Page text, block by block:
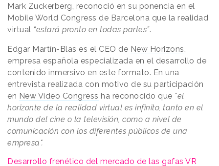
Mark Zuckerberg, reconoció en su ponencia en el
Mobile World Congress de Barcelona que la realidad
virtual “estará pronto en todas partes”.
Edgar Martín-Blas es el CEO de New Horizons,
empresa española especializada en el desarrollo de
contenido inmersivo en este formato. En una
entrevista realizada con motivo de su participación
en New Video Congress ha reconocido que "el
horizonte de la realidad virtual es infinito, tanto en el
mundo del cine o la televisión, como a nivel de
comunicación con los diferentes públicos de una
empresa".
Desarrollo frenético del mercado de las gafas VR